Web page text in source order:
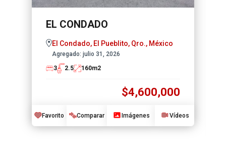
EL CONDADO
El Condado, El Pueblito, Qro., México
Agregado: julio 31, 2026
3
2.5 160m2
$4,600,000
Favorito Comparar Imágenes Vídeos